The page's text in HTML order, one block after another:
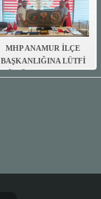
Finans Kayıt Ol
MHP ANAMUR İLÇE
BAŞKANLIĞINA LÜTFİ